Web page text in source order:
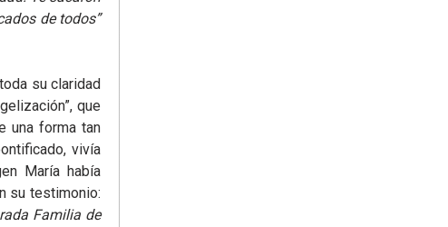
de todos”
su claridad
que
una forma tan
vivía
María había
su testimonio:
Familia de